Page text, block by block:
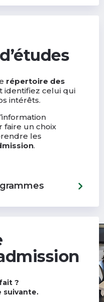
répertoire des
identifiez celui qui
intérêts.
faire un choix
les
.
?
suivante.